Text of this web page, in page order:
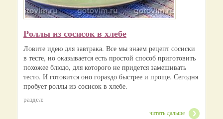
Роллы из сосисок в хлебе
Ловите идею для завтрака. Все мы знаем рецепт сосиски
в тесте, но оказывается есть простой способ приготовить
похожее блюдо, для которого не придется замешивать
тесто. И готовится оно гораздо быстрее и проще. Сегодня
пробует роллы из сосисок в хлебе.
раздел:
читать дальше